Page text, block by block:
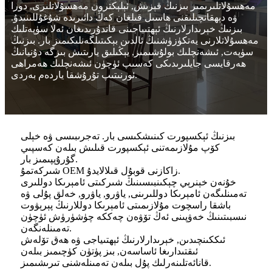
مەھسۇلاتلىرىمىز بىزنىڭ قېزىش, ئېلېكترون مەھسۇلاتلىرى, دورا
ۋە دېھقانچىلىقنى ھاسىل قىلغان كەڭ دائىرىدە شۇغۇللىنىدۇ.
بىزنىڭ خېرىدارلارنىڭ ئېھتىياجىنى قاندۇرىدىغان ئەلا سۈپەتلىك
مەھسۇلاتلارنى يەتكۈزۈشنىڭ ئالدىن بېكىتىلگەنلىكىمىز بار. بىزنىڭ
سۈپەت, ئىشەنچلىك بولۇشىمىز, يېڭىلىق يارىتىش بىزگە دۇنيانىڭ
ھەرقايسى جايلىرىدىكى كەسىپ ئۈچۈن ئىشەنچلىك ھەمراھى
ئورنىتىپ تۇرۇشقا ياردەم بەردى.
بىزنىڭ ئېكسپورت كىنىشكىسى بار. تەجرىبىسى ۋە خېلى
كۆپ مۇلازىمەتنى ئېكسپورت قىلىش بىلەن كەسپىي
گۇرۇپپىمىز بار.
شىركەتمۇ OEM زاكازنى قوبۇل قىلالايدۇ.
خۇنەن خېنرېي چېكىنبىسىنىڭ شىركىتى ئامېرىكا دوللىرى
تەمىنلىگەن ئامېرىكا دوللىرىنى, ياۋرو, ياۋرو, خەلق پۇلى ۋە
باشقا راسچوت مۇلازىمىتى ئامېرىكا دوللارنىڭ پېرېۋوت
نىسبىتىنىڭ خەۋپىنى ئەڭ تۆۋەن چەككە چۈشۈرۈش ئۈچۈن
تەمىنلەنگەن.
ئىككىنچىدىن, خېرىدارلارنىڭ ئېھتىياجى ۋە ھەق تۆلەش
ئىقتىدارىغا ئاساسەن, بىز پۈتۈن كۈچىمىز بىلەن
قانائەتلىنەرلىك پۇل بىلەن تەمىنلەشنى تىرىشىمىز.